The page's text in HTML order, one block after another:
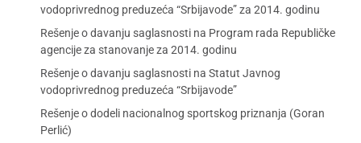
vodoprivrednog preduzeća “Srbijavode” za 2014. godinu
Rešenje o davanju saglasnosti na Program rada Republičke
agencije za stanovanje za 2014. godinu
Rešenje o davanju saglasnosti na Statut Javnog
vodoprivrednog preduzeća “Srbijavode”
Rešenje o dodeli nacionalnog sportskog priznanja (Goran
Perlić)